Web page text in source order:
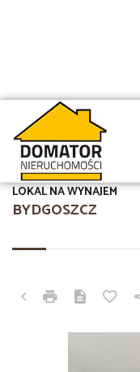
BYDGOSZCZ
LOKAL NA WYNAJEM